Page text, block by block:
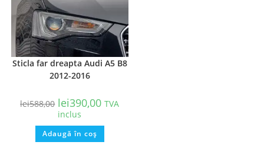
Sticla far dreapta Audi A5 B8
2012-2016
lei588,00 lei390,00 TVA
inclus
Adaugă în coș